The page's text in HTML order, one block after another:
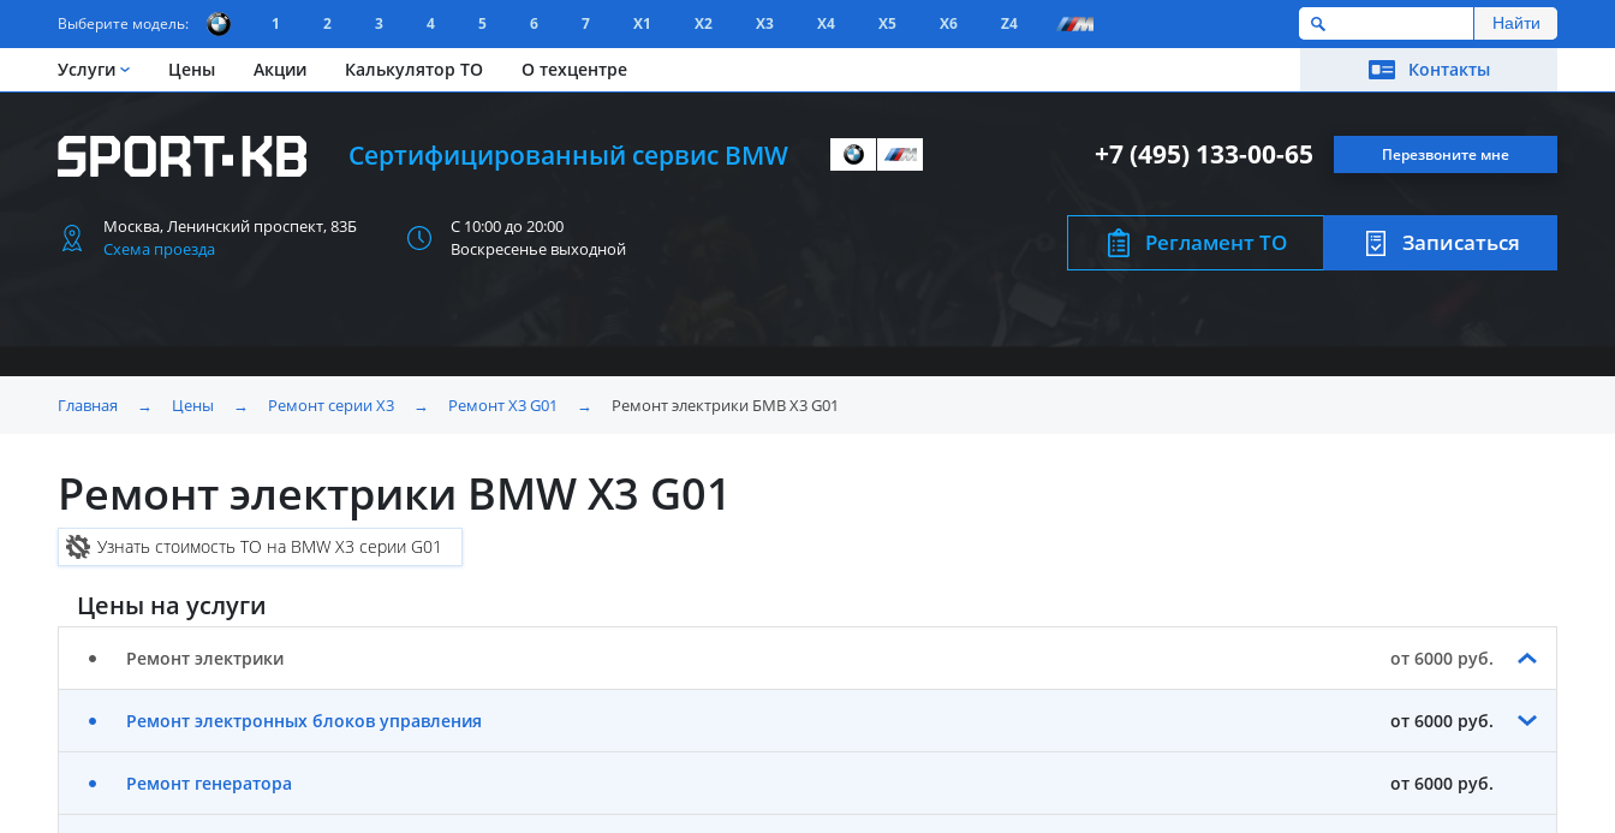
Выберите модель: 1 2 3 4 5 6 7 X1 X2 X3 X4 X5 X6 Z4
Услуги Цены Акции Калькулятор ТО О техцентре Контакты
Сертифицированный сервис BMW Перезвоните мне
+7 (495) 133-00-65
Москва, Ленинский проспект, 83Б
Схема проезда
С 10:00 до 20:00
Воскресенье выходной
Регламент ТО Записаться
Главная → Цены → Ремонт серии X3 → Ремонт X3 G01 → Ремонт электрики БМВ X3 G01
Ремонт электрики BMW X3 G01
Узнать стоимость ТО на BMW X3 серии G01
Цены на услуги
Ремонт электрики от 6000 руб.
Ремонт электронных блоков управления от 6000 руб.
Ремонт генератора от 6000 руб.